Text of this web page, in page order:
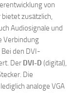
von
zusätzlich,
Audiosignale und
Verbindung
den DVI-
Der DVI-D (digital),
Die
analoge VGA